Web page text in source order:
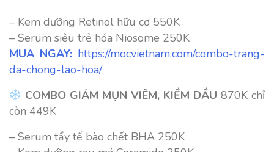
– Kem dưỡng Retinol hữu cơ 550K
– Serum siêu trẻ hóa Niosome 250K
MUA NGAY: https://mocvietnam.com/combo-trang-
da-chong-lao-hoa/
COMBO GIẢM MỤN VIÊM, KIỀM DẦU 870K chỉ
còn 449K
– Serum tẩy tế bào chết BHA 250K